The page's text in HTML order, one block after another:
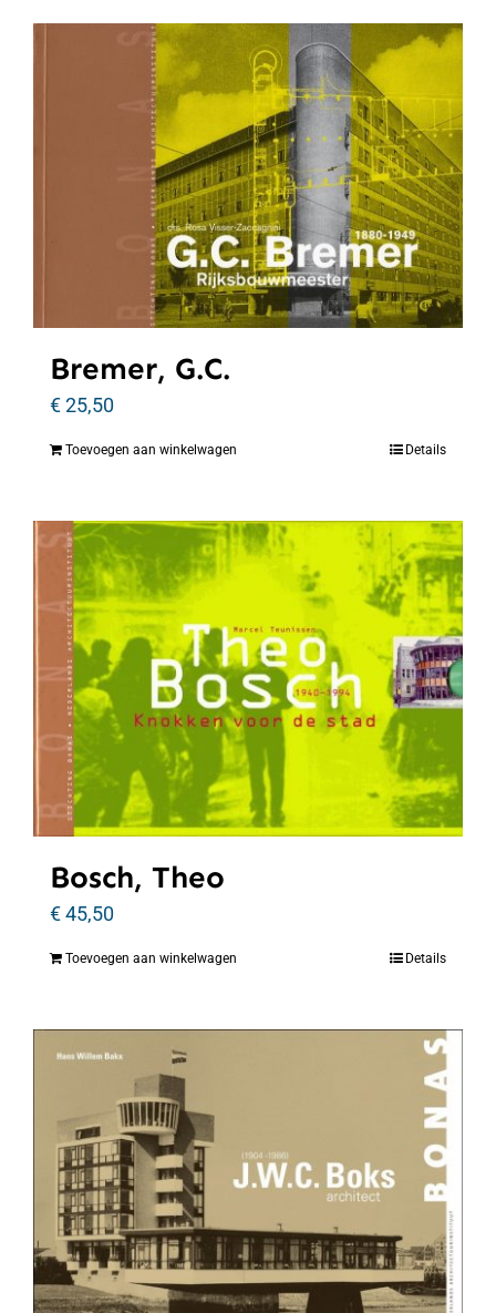
Bremer, G.C.
€25,50
Toevoegen aan winkelwagen Details
Bosch, Theo
€45,50
Toevoegen aan winkelwagen Details